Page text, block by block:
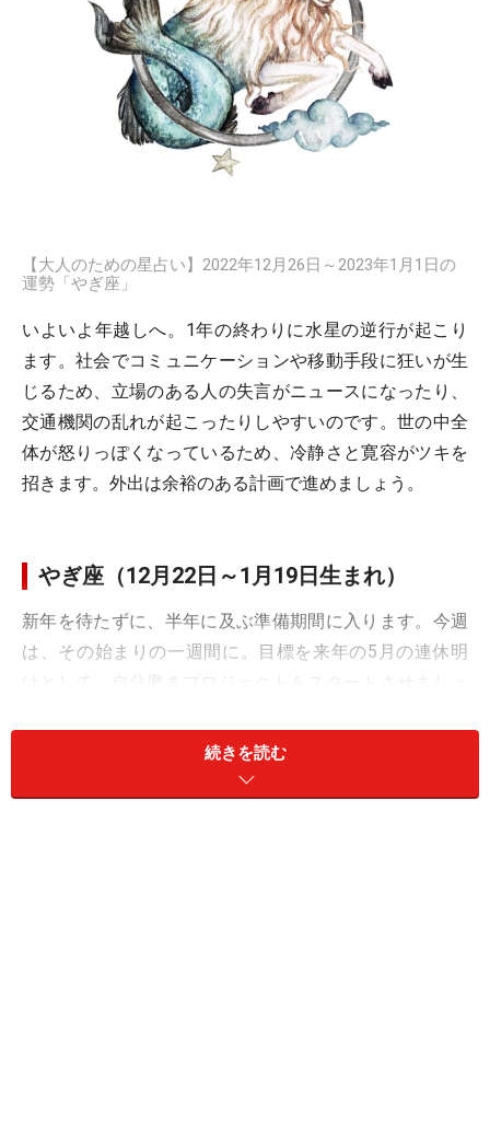
【大人のための星占い】2022年12月26日～2023年1月1日の
運勢「やぎ座」
いよいよ年越しへ。1年の終わりに水星の逆行が起こり
ます。社会でコミュニケーションや移動手段に狂いが生
じるため、立場のある人の失言がニュースになったり、
交通機関の乱れが起こったりしやすいのです。世の中全
体が怒りっぽくなっているため、冷静さと寛容がツキを
招きます。外出は余裕のある計画で進めましょう。
やぎ座（12月22日～1月19日生まれ）
新年を待たずに、半年に及ぶ準備期間に入ります。今週
は、その始まりの一週間に。目標を来年の5月の連休明
けとして、自分磨きプロジェクトをスタートさせましょ
メイキングや勉強など、期間中に仕上げが可能なプラン
を探してみましょう。体力や気力が高まり、スパルタで
やるほうが頑張りが効いて長続きするため、複数のテー
続きを読む